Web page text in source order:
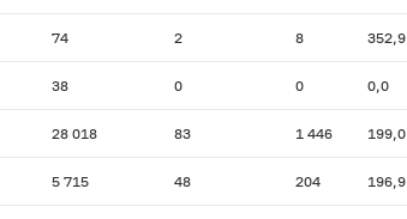
74 2 8 352,9
38 0 0 0,0
28 018 83 1 446 199,0
5 715 48 204 196,9